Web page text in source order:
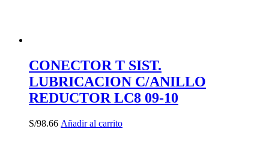
CONECTOR T SIST.
LUBRICACION C/ANILLO
REDUCTOR LC8 09-10
S/98.66 Añadir al carrito